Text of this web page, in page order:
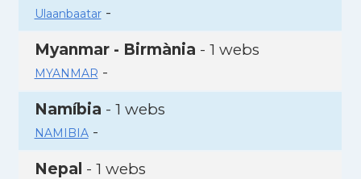
Ulaanbaatar-
Myanmar - Birmània - 1 webs
MYANMAR -
Namíbia - 1 webs
NAMIBIA-
Nepal - 1 webs